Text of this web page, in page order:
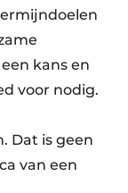
kans en
voor nodig.
Dat is geen
van een